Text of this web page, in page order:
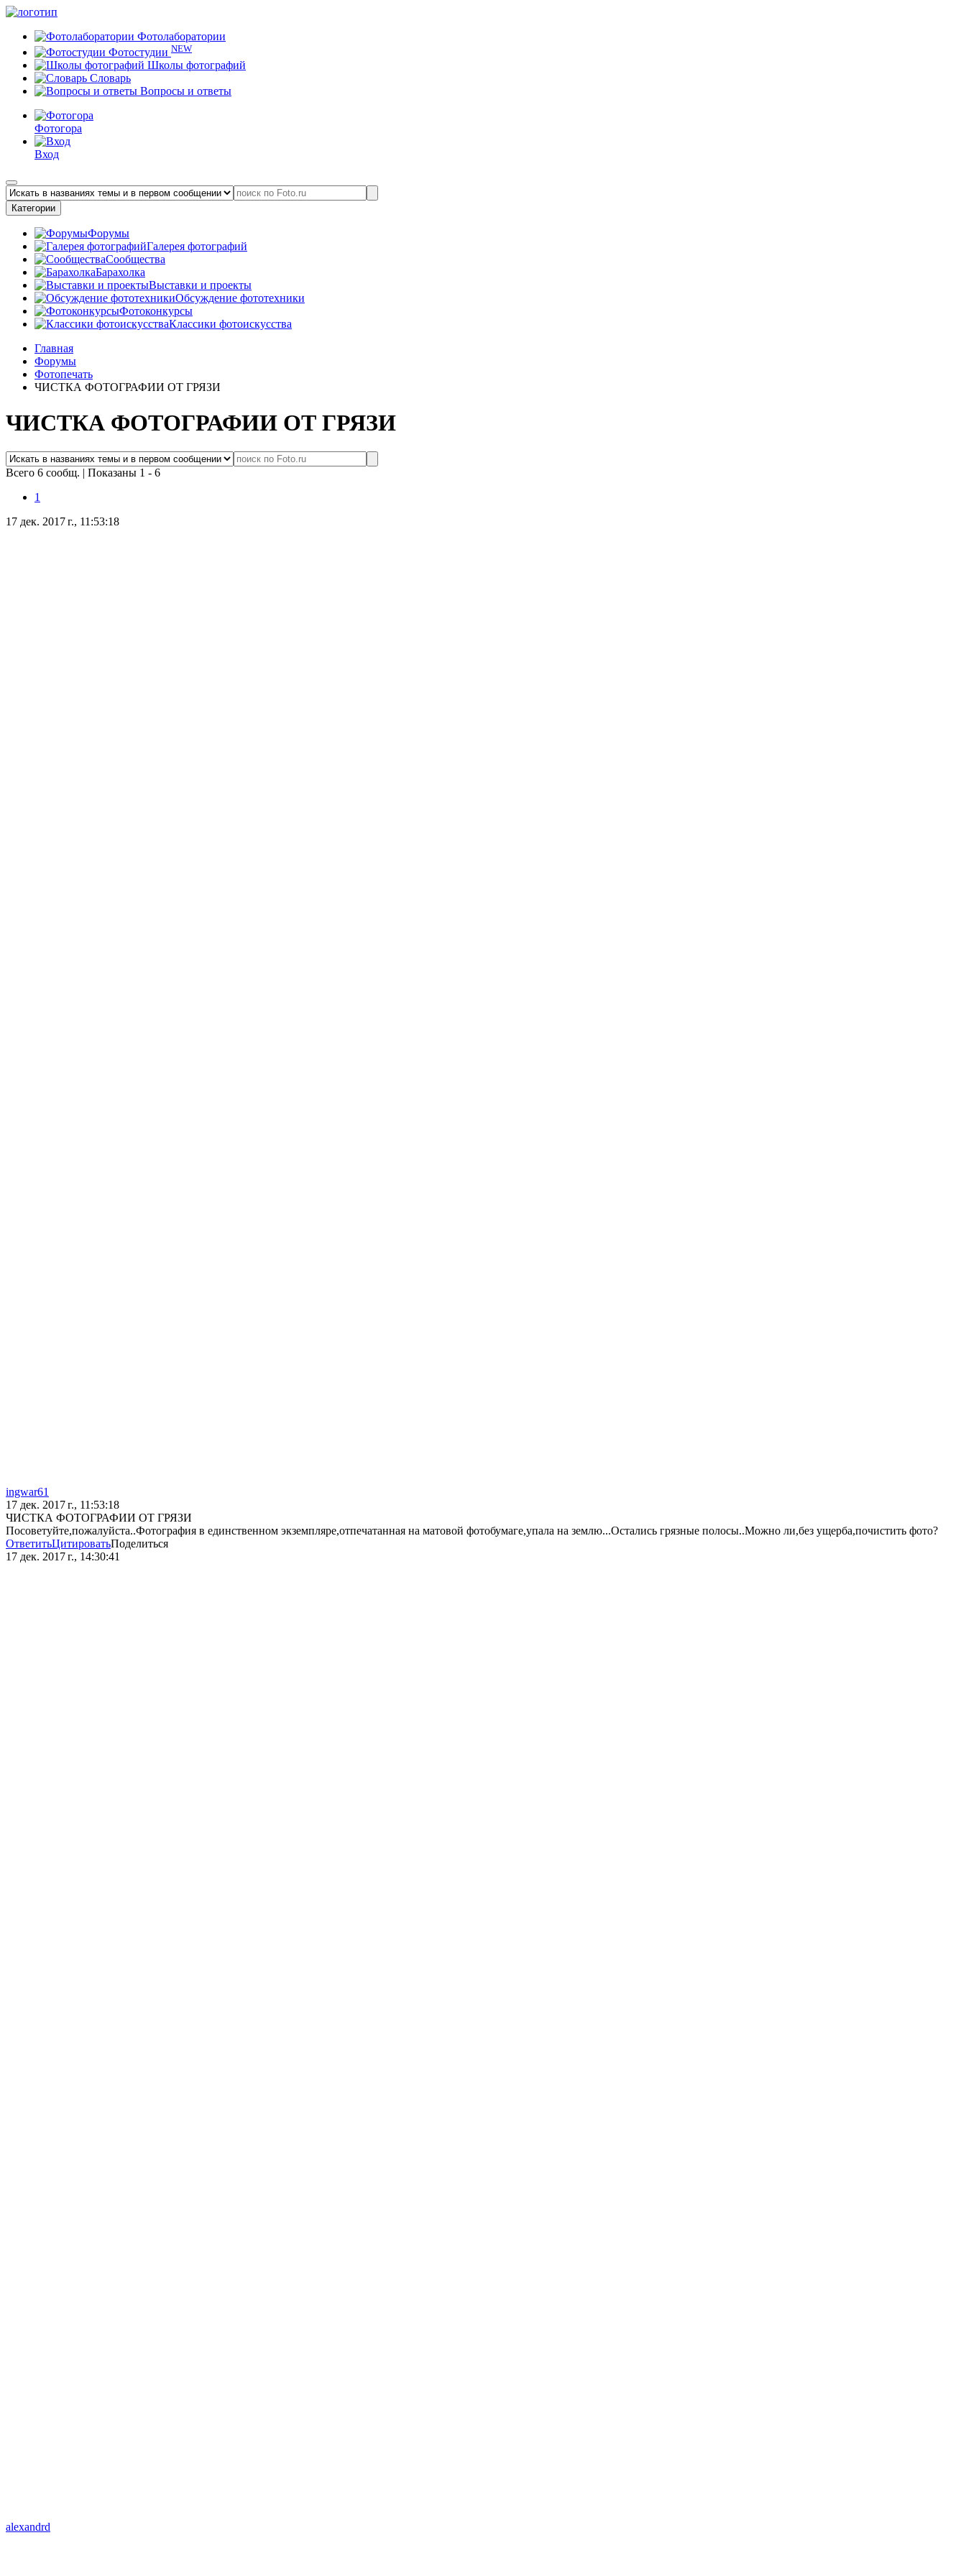
Фотолаборатории
Фотостудии NEW
Школы фотографий
Словарь
Вопросы и ответы
Фотогора
Вход
Категории
Форумы
Галерея фотографий
Сообщества
Барахолка
Выставки и проекты
Обсуждение фототехники
Фотоконкурсы
Классики фотоискусства
Главная
Форумы
Фотопечать
ЧИСТКА ФОТОГРАФИИ ОТ ГРЯЗИ
ЧИСТКА ФОТОГРАФИИ ОТ ГРЯЗИ
Всего 6 сообщ. | Показаны 1 - 6
1
17 дек. 2017 г., 11:53:18
ingwar61
17 дек. 2017 г., 11:53:18
ЧИСТКА ФОТОГРАФИИ ОТ ГРЯЗИ
Посоветуйте,пожалуйста..Фотография в единственном экземпляре,отпечатанная на матовой фотобумаге,упала на землю...Остались грязные полосы..Можно ли,без ущерба,почистить фото?
ОтветитьЦитироватьПоделиться
17 дек. 2017 г., 14:30:41
alexandrd